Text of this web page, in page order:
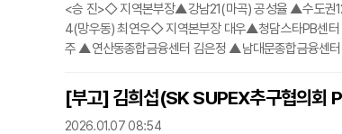
<승 진>◇ 지역본부장▲강남21(마곡) 공성율 ▲수도
4(망우동) 최연우◇ 지역본부장 대우▲청담스타PB센
주 ▲연산동종합금융센터 김은정 ▲남대문종합금융센
센터 성승재 ▲성남종합금융센터 안석봉 ▲천
[부고] 김희섭(SK SUPEX추구협의회
2026.01.07 08:54